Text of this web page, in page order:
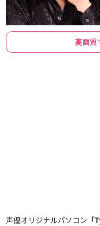
高画質
声優オリジナルパソコン 「